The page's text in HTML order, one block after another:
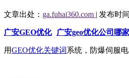
文章出处： ga.fuhai360.com | 发布时
广安GEO优化 广安geo优化公司哪
用GEO优化关键词系统，防爆伺服